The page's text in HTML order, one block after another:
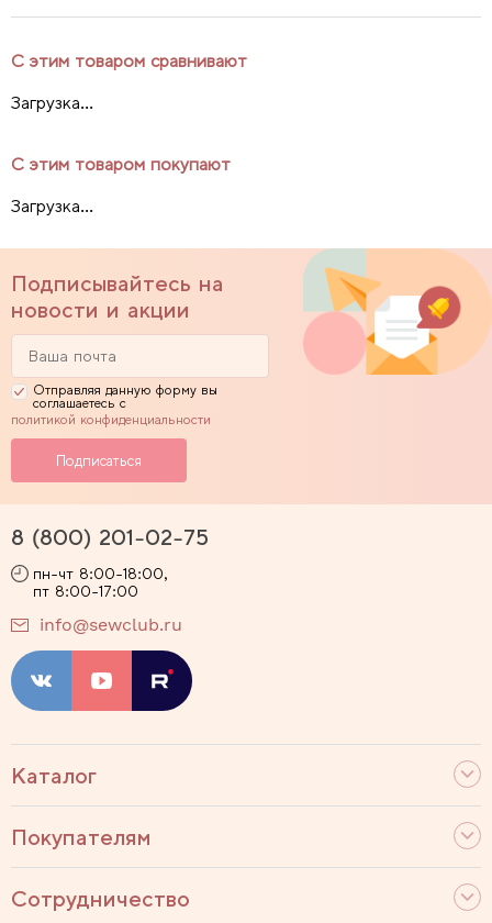
С этим товаром сравнивают
Загрузка...
С этим товаром покупают
Загрузка...
Подписывайтесь на
новости и акции
Отправляя данную форму вы
соглашаетесь с
политикой конфиденциальности
Каталог
Покупателям
Сотрудничество
8 (800) 201-02-75
пн-чт 8:00-18:00,
пт 8:00-17:00
info@sewclub.ru